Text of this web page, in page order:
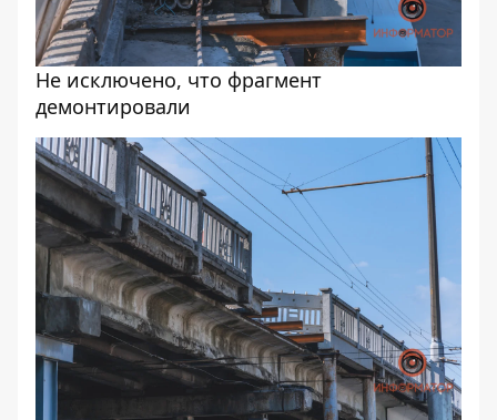
Не исключено, что фрагмент
демонтировали